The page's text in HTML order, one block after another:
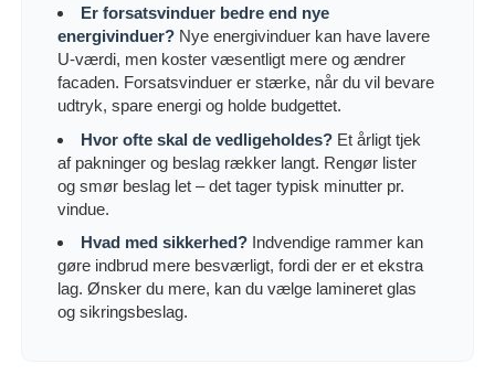
Er forsatsvinduer bedre end nye
energivinduer? Nye energivinduer kan have lavere
U-værdi, men koster væsentligt mere og ændrer
facaden. Forsatsvinduer er stærke, når du vil bevare
udtryk, spare energi og holde budgettet.
Hvor ofte skal de vedligeholdes? Et årligt tjek
af pakninger og beslag rækker langt. Rengør lister
og smør beslag let – det tager typisk minutter pr.
vindue.
Hvad med sikkerhed? Indvendige rammer kan
gøre indbrud mere besværligt, fordi der er et ekstra
lag. Ønsker du mere, kan du vælge lamineret glas
og sikringsbeslag.